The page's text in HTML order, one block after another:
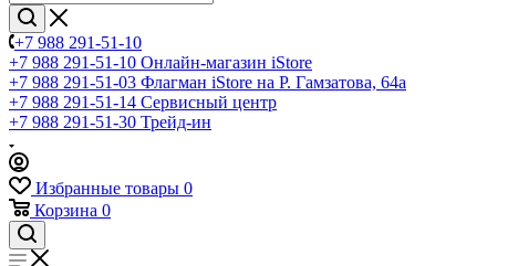
+7 988 291-51-10
+7 988 291-51-10 Онлайн-магазин iStore
+7 988 291-51-03 Флагман iStore на Р. Гамзатова, 64а
+7 988 291-51-14 Сервисный центр
+7 988 291-51-30 Трейд-ин
Избранные товары 0
Корзина 0